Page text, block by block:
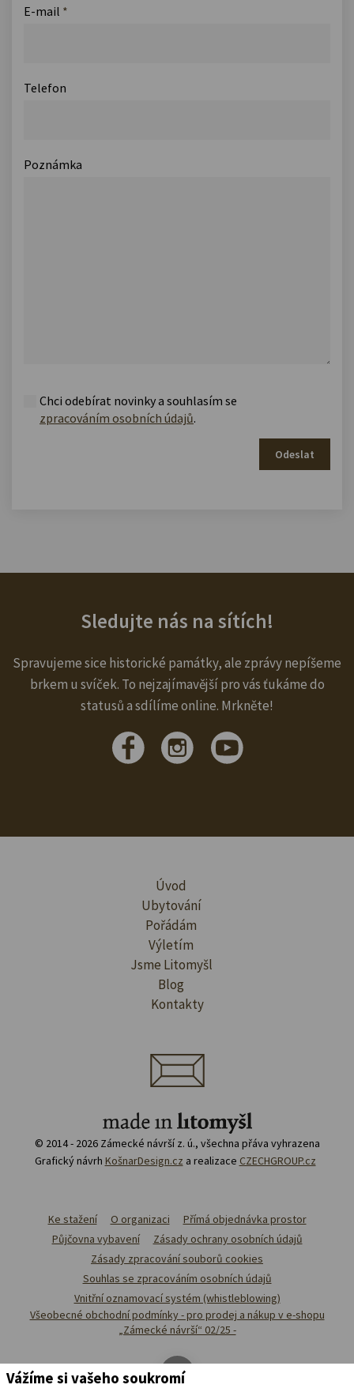
E-mail *
Telefon
Poznámka
Chci odebírat novinky a souhlasím se
zpracováním osobních údajů.
Odeslat
Sledujte nás na sítích!
Spravujeme sice historické památky, ale zprávy nepíšeme
brkem u svíček. To nejzajímavější pro vás ťukáme do
statusů a sdílíme online. Mrkněte!
Úvod
Ubytování
Pořádám
Výletím
Jsme Litomyšl
Blog
Kontakty
© 2014 - 2026 Zámecké návrší z. ú., všechna přáva vyhrazena
Grafický návrh KošnarDesign.cz a realizace CZECHGROUP.cz
Ke stažení O organizaci
Přímá objednávka prostor
Půjčovna vybavení
Zásady ochrany osobních údajů
Zásady zpracování souborů cookies
Souhlas se zpracováním osobních údajů
Vnitřní oznamovací systém (whistleblowing)
Všeobecné obchodní podmínky - pro prodej a nákup v e-shopu
„Zámecké návrší“ 02/25 -
Vážíme si vašeho soukromí